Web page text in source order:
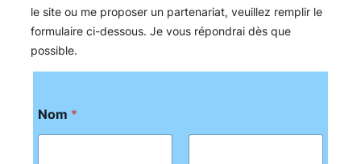
le site ou me proposer un partenariat, veuillez remplir le
formulaire ci-dessous. Je vous répondrai dès que
possible.
Nom *